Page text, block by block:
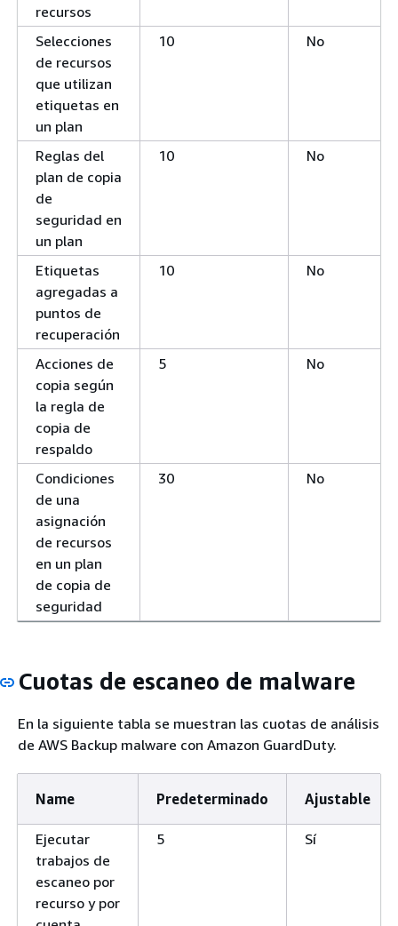
recursos
Selecciones
de recursos
que utilizan
etiquetas en
un plan
10 No
Reglas del
plan de copia
de
seguridad en
un plan
10 No
Etiquetas
agregadas a
puntos de
recuperación
10 No
Acciones de
copia según
la regla de
copia de
respaldo
5 No
Condiciones
de una
asignación
de recursos
en un plan
de copia de
seguridad
30 No
Cuotas de escaneo de malware
En la siguiente tabla se muestran las cuotas de análisis
de AWS Backup malware con Amazon GuardDuty.
Name Predeterminado Ajustable
Ejecutar
trabajos de
escaneo por
recurso y por
5 Sí